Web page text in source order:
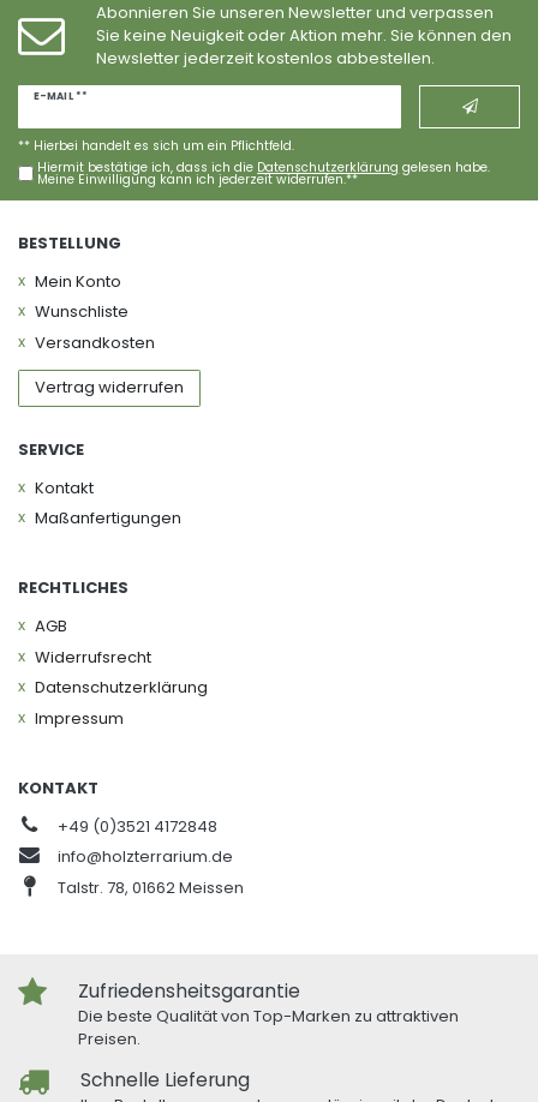
Abonnieren Sie unseren Newsletter und verpassen
Sie keine Neuigkeit oder Aktion mehr. Sie können den
Newsletter jederzeit kostenlos abbestellen.
E-MAIL **
Newsletter
Hiermit bestätige ich, dass ich die Daten­schutz­erklärung gelesen habe.
Meine Einwilligung kann ich jederzeit widerrufen.**
** Hierbei handelt es sich um ein Pflichtfeld.
BESTELLUNG
Mein Konto
Wunschliste
Versandkosten
Vertrag widerrufen
SERVICE
Kontakt
Maßanfertigungen
RECHTLICHES
AGB
Widerrufs­recht
Daten­schutz­erklärung
Impressum
KONTAKT
+49 (0)3521 4172848
info@holzterrarium.de
Talstr. 78, 01662 Meissen
Zufriedensheitsgarantie
Die beste Qualität von Top-Marken zu attraktiven
Preisen.
Schnelle Lieferung